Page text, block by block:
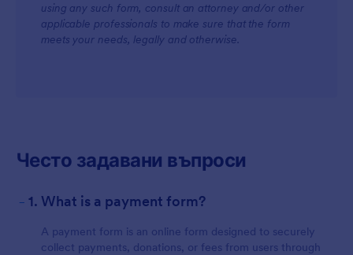
using any such form, consult an attorney and/or other
applicable professionals to make sure that the form
meets your needs, legally and otherwise.
Често задавани въпроси
- 1. What is a payment form?
A payment form is an online form designed to securely
collect payments, donations, or fees from users through